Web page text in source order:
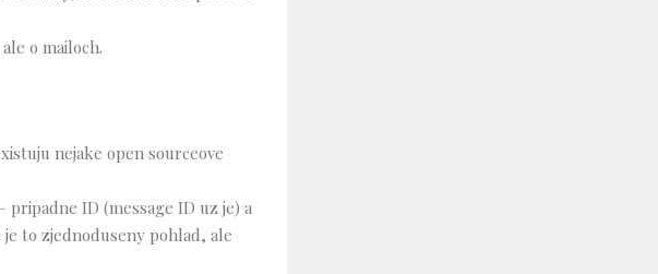
o mailoch.
nejake open sourceove
ID (message ID uz je) a
to zjednoduseny pohlad, ale